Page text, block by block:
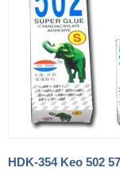
HDK-354 Keo 502